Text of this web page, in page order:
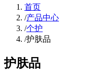
首页
/产品中心
/个护
/护肤品
护肤品